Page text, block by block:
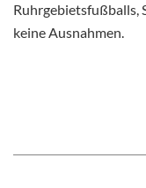
Ruhrgebietsfußballs,
keine Ausnahmen.